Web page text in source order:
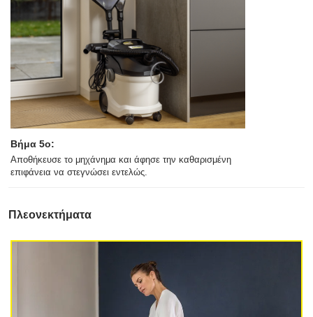
Βήμα 5ο:
Αποθήκευσε το μηχάνημα και άφησε την καθαρισμένη
επιφάνεια να στεγνώσει εντελώς.
Πλεονεκτήματα